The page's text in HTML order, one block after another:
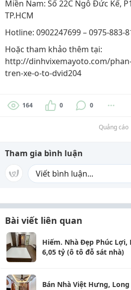
Miền Nam: Số 22C Ngô Đức Kế,
TP.HCM
Hotline: 0902247699 – 0975-883-
Hoặc tham khảo thêm tại:
http://dinhvixemayoto.com/
tren-xe-o-to-dvid204
164 0 0
Quảng cáo
Tham gia bình luận
Bài viết liên quan
Hiếm. Nhà Đẹp Phúc Lợi,
6,05 tỷ (ô tô đỗ sát nhà)
Bán Nhà Việt Hưng,